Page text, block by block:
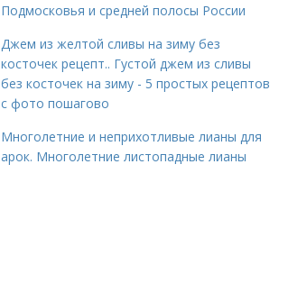
Подмосковья и средней полосы России
Джем из желтой сливы на зиму без
косточек рецепт.. Густой джем из сливы
без косточек на зиму - 5 простых рецептов
с фото пошагово
Многолетние и неприхотливые лианы для
арок. Многолетние листопадные лианы